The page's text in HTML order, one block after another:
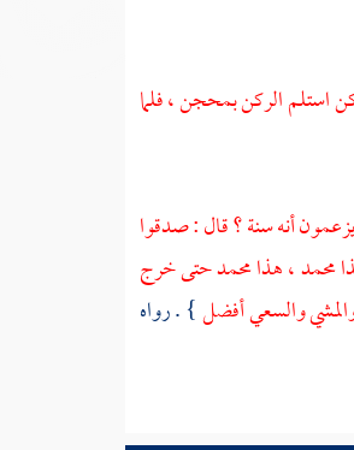
استلم الركن بمحجن ، فلما
أنه سنة ؟ قال : صدقوا
محمد، هذامحمدحتى خرج
والسعي أفضل} . رواه